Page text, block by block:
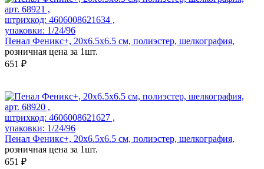
арт. 68921 ,
штрихкод: 4606008621634 ,
упаковки: 1/24/96
Пенал Феникс+, 20x6.5x6.5 см, полиэстер, шелкография,
розничная цена за 1шт.
651 ₽
арт. 68920 ,
штрихкод: 4606008621627 ,
упаковки: 1/24/96
Пенал Феникс+, 20x6.5x6.5 см, полиэстер, шелкография,
розничная цена за 1шт.
651 ₽